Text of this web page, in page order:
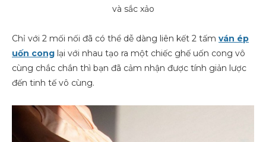
và sắc xảo
Chỉ với 2 mối nối đã có thể dễ dàng liên kết 2 tấm ván ép
uốn cong lại với nhau tạo ra một chiếc ghế uốn cong vô
cùng chắc chắn thì bạn đã cảm nhận được tính giản lược
đến tinh tế vô cùng.